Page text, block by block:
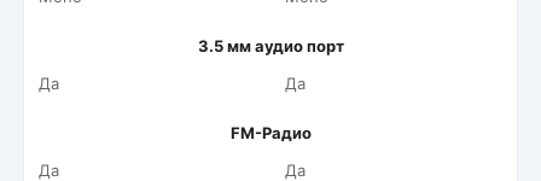
3.5 мм аудио порт
Да
Да
FM-Радио
Да
Да